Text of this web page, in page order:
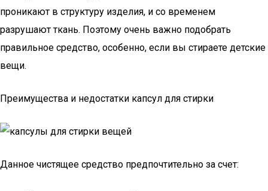
проникают в структуру изделия, и со временем
разрушают ткань. Поэтому очень важно подобрать
правильное средство, особенно, если вы стираете детские
вещи.
Преимущества и недостатки капсул для стирки
Данное чистящее средство предпочтительно за счет: